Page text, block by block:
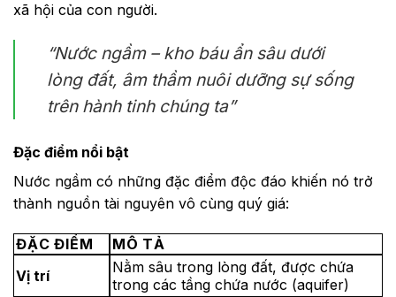
xã hội của con người.
“Nước ngầm – kho báu ẩn sâu dưới
lòng đất, âm thầm nuôi dưỡng sự sống
trên hành tinh chúng ta”
Đặc điểm nổi bật
Nước ngầm có những đặc điểm độc đáo khiến nó trở
thành nguồn tài nguyên vô cùng quý giá:
ĐẶC ĐIỂM
MÔ TẢ
Vị trí
Nằm sâu trong lòng đất, được chứa
trong các tầng chứa nước (aquifer)